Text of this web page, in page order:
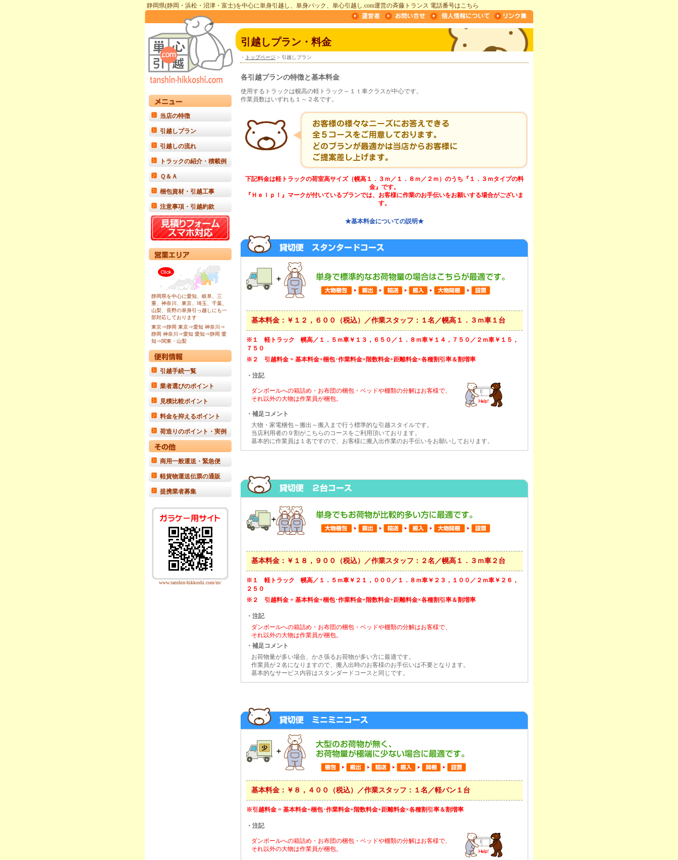
静岡県(静岡 ・ 浜松 ・ 沼津 ・ 富士)を中心に単身引越し、単身パック、単心引越し.com運営の斉藤トランス 電話番号はこちら
当店の特徴
引越しプラン
引越しの流れ
トラックの紹介・積載例
Ｑ＆Ａ
梱包資材・引越工事
注意事項・引越約款
静岡県を中心に愛知、岐阜、三
重、神奈川、東京、埼玉、千葉、
山梨、長野の単身引っ越しにも一
部対応しております
東京⇒静岡 東京⇒愛知 神奈川⇒
静岡 神奈川⇒愛知 愛知⇒静岡 愛
知⇒関東・山梨
引越手続一覧
業者選びのポイント
見積比較ポイント
料金を抑えるポイント
荷造りのポイント・実例
商用一般運送・緊急便
軽貨物運送伝票の通販
提携業者募集
www.tanshin-hikkoshi.com/m/
引越しプラン・料金
・ トップページ > 引越しプラン
各引越プランの特徴と基本料金
使用するトラックは幌高の軽トラック～１ｔ車クラスが中心です。
作業員数はいずれも１～２名です。
下記料金は軽トラックの荷室高サイズ（幌高１．３ｍ／１．８ｍ／２ｍ）のうち『１．３ｍタイプの料
金』です。
『Ｈｅｌｐ！』マークが付いているプランでは、お客様に作業のお手伝いをお願いする場合がございま
す。
★基本料金についての説明★
基本料金：￥１２，６００（税込）／作業スタッフ：１名／幌高１．３ｍ車１台
※１ 軽トラック 幌高／１．５ｍ車￥１３，６５０／１．８ｍ車￥１４，７５０／２ｍ車￥１５，
７５０
※２ 引越料金 = 基本料金+梱包･作業料金+階数料金+距離料金×各種割引率＆割増率
・注記
ダンボールへの箱詰め・お布団の梱包・ベッドや棚類の分解はお客様で、
それ以外の大物は作業員が梱包。
・補足コメント
大物・家電梱包～搬出～搬入まで行う標準的な引越スタイルです。
当店利用者の９割がこちらのコースをご利用頂いております。
基本的に作業員は１名ですので、お客様に搬入出作業のお手伝いをお願いしております。
基本料金：￥１８，９００（税込）／作業スタッフ：２名／幌高１．３ｍ車２台
※１ 軽トラック 幌高／１．５ｍ車￥２１，０００／１．８ｍ車￥２３，１００／２ｍ車￥２６，
２５０
※２ 引越料金 = 基本料金+梱包･作業料金+階数料金+距離料金×各種割引率＆割増率
・注記
ダンボールへの箱詰め・お布団の梱包・ベッドや棚類の分解はお客様で、
それ以外の大物は作業員が梱包。
・補足コメント
お荷物量が多い場合、かさ張るお荷物が多い方に最適です。
作業員が２名になりますので、搬入出時のお客様のお手伝いは不要となります。
基本的なサービス内容はスタンダードコースと同じです。
基本料金：￥８，４００（税込）／作業スタッフ：１名／軽バン１台
※引越料金 = 基本料金+梱包･作業料金+階数料金+距離料金×各種割引率＆割増率
・注記
ダンボールへの箱詰め・お布団の梱包・ベッドや棚類の分解はお客様で、
それ以外の大物は作業員が梱包。